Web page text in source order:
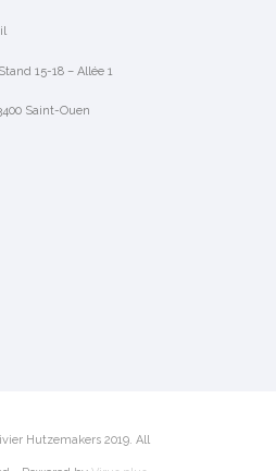
15-18 – Allée 1
Saint-Ouen
Hutzemakers 2019. All